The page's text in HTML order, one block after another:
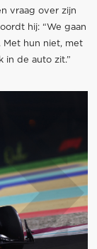
vraag over zijn
hij: “We gaan
Met hun niet, met
in de auto zit.”